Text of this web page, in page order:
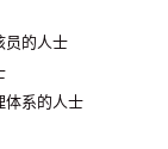
员的人士
体系的人士